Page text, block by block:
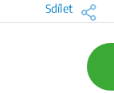
Sdílet